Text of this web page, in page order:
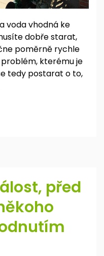
voda vhodná ke
dobře starat,
poměrně rychle
problém, kterému je
tedy postarat o to,
před